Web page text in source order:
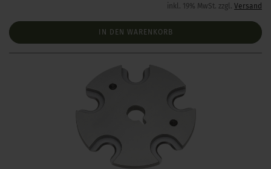
inkl. 19% MwSt. zzgl. Versand
IN DEN WARENKORB